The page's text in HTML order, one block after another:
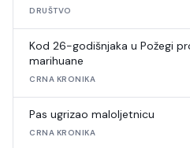
DRUŠTVO
Kod 26-godišnjaka u Požegi
marihuane
CRNA KRONIKA
Pas ugrizao maloljetnicu
CRNA KRONIKA